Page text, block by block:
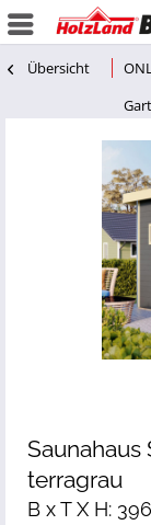
Übersicht
terragrau
B x T X H: